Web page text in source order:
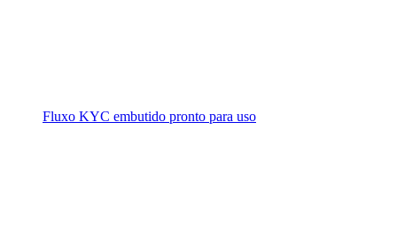
Fluxo KYC embutido pronto para uso